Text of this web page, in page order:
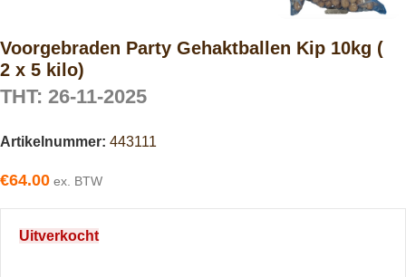
Voorgebraden Party Gehaktballen Kip 10kg (
2 x 5 kilo)
THT: 26-11-2025
Artikelnummer: 443111
€64.00 ex. BTW
Uitverkocht